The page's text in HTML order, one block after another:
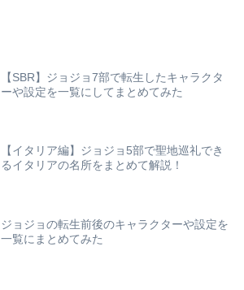
【SBR】ジョジョ7部で転生したキャラクタ
ーや設定を一覧にしてまとめてみた
【イタリア編】ジョジョ5部で聖地巡礼でき
るイタリアの名所をまとめて解説！
ジョジョの転生前後のキャラクターや設定を
一覧にまとめてみた